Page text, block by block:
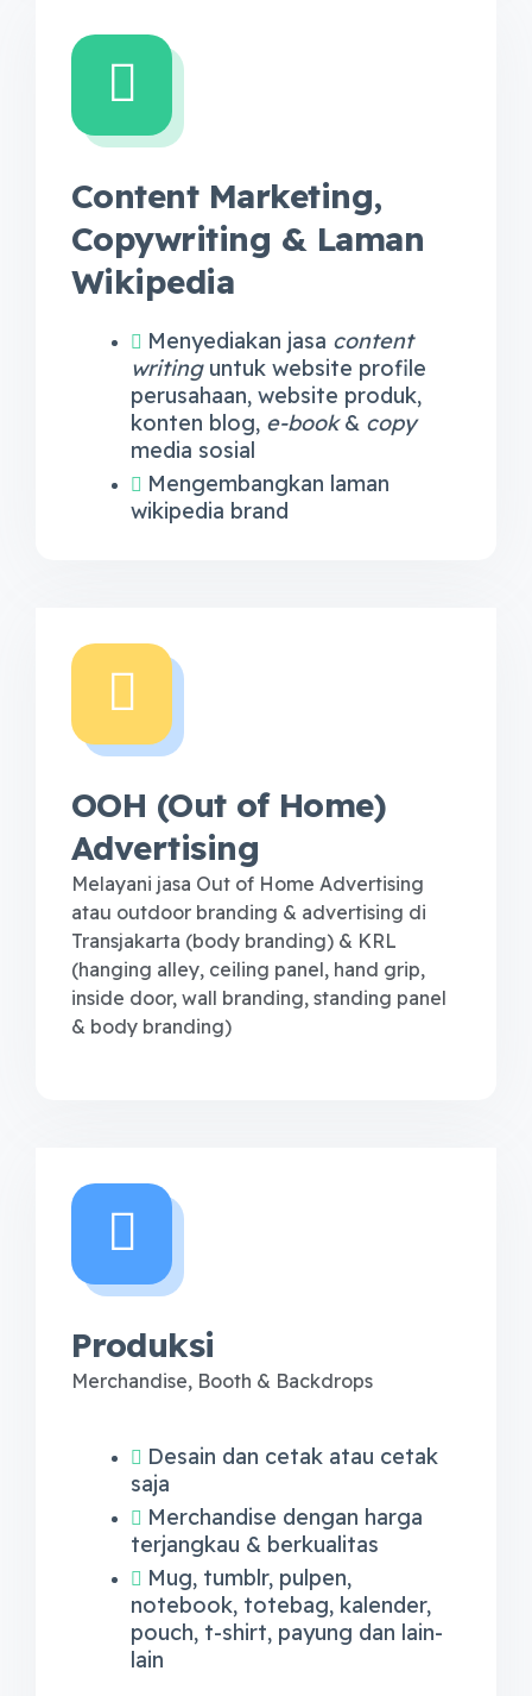
Content Marketing,
Copywriting & Laman
Wikipedia
Menyediakan jasa content
writinguntuk website profile
perusahaan, website produk,
konten blog, e-book& copy
media sosial
Mengembangkan laman
wikipedia brand
OOH (Out of Home)
Advertising
Melayani jasa Out of Home Advertising
atau outdoor branding & advertising di
Transjakarta (body branding) & KRL
(hanging alley, ceiling panel, hand grip,
inside door, wall branding, standing panel
& body branding)
Produksi
Merchandise, Booth & Backdrops
Desain dan cetak atau cetak
saja
Merchandise dengan harga
terjangkau & berkualitas
Mug, tumblr, pulpen,
notebook, totebag, kalender,
pouch, t-shirt, payung dan lain-
lain